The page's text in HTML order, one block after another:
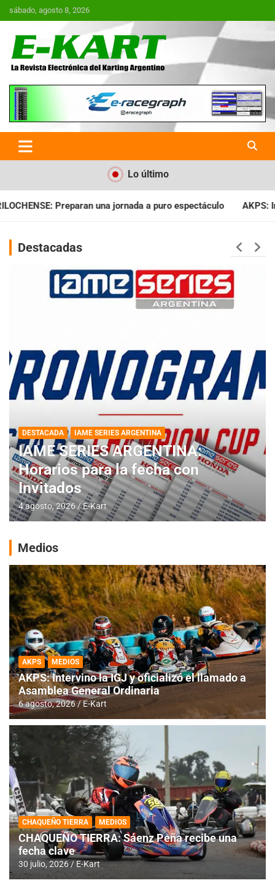
Saltar
al
sábado, agosto 8, 2026
E-Kart.com.ar | La Revista
Electrónica del Karting en
Argentina
Lo último
a puro espectáculo AKPS: Intervino la IGJ y oficializó el
Destacadas
DESTACADA IAME SERIES ARGENTINA
IAME SERIES ARGENTINA:
Horarios para la fecha con
Invitados
4 agosto, 2026 E-Kart
Medios
AKPS MEDIOS
AKPS: Intervino la IGJ y oficializó el llamado a
Asamblea General Ordinaria
6 agosto, 2026 E-Kart
CHAQUEÑO TIERRA MEDIOS
CHAQUEÑO TIERRA: Sáenz Peña recibe una
fecha clave
30 julio, 2026 E-Kart